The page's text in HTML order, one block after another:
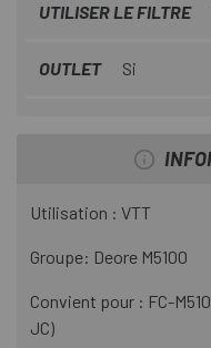
UTILISER LE FILTRE
OUTLET Si
Utilisation : VTT
Groupe: Deore M5100
Convient pour : FC-
JC)